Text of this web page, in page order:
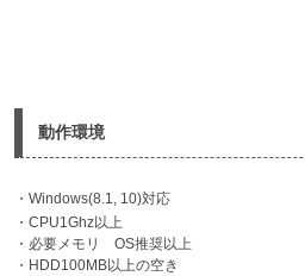
動作環境
・Windows(8.1, 10)対応
・CPU1Ghz以上
・必要メモリ OS推奨以上
・HDD100MB以上の空き